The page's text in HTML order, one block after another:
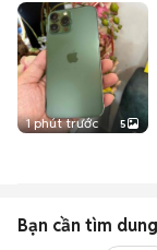
1 phút trước 5
Bạn cần tìm